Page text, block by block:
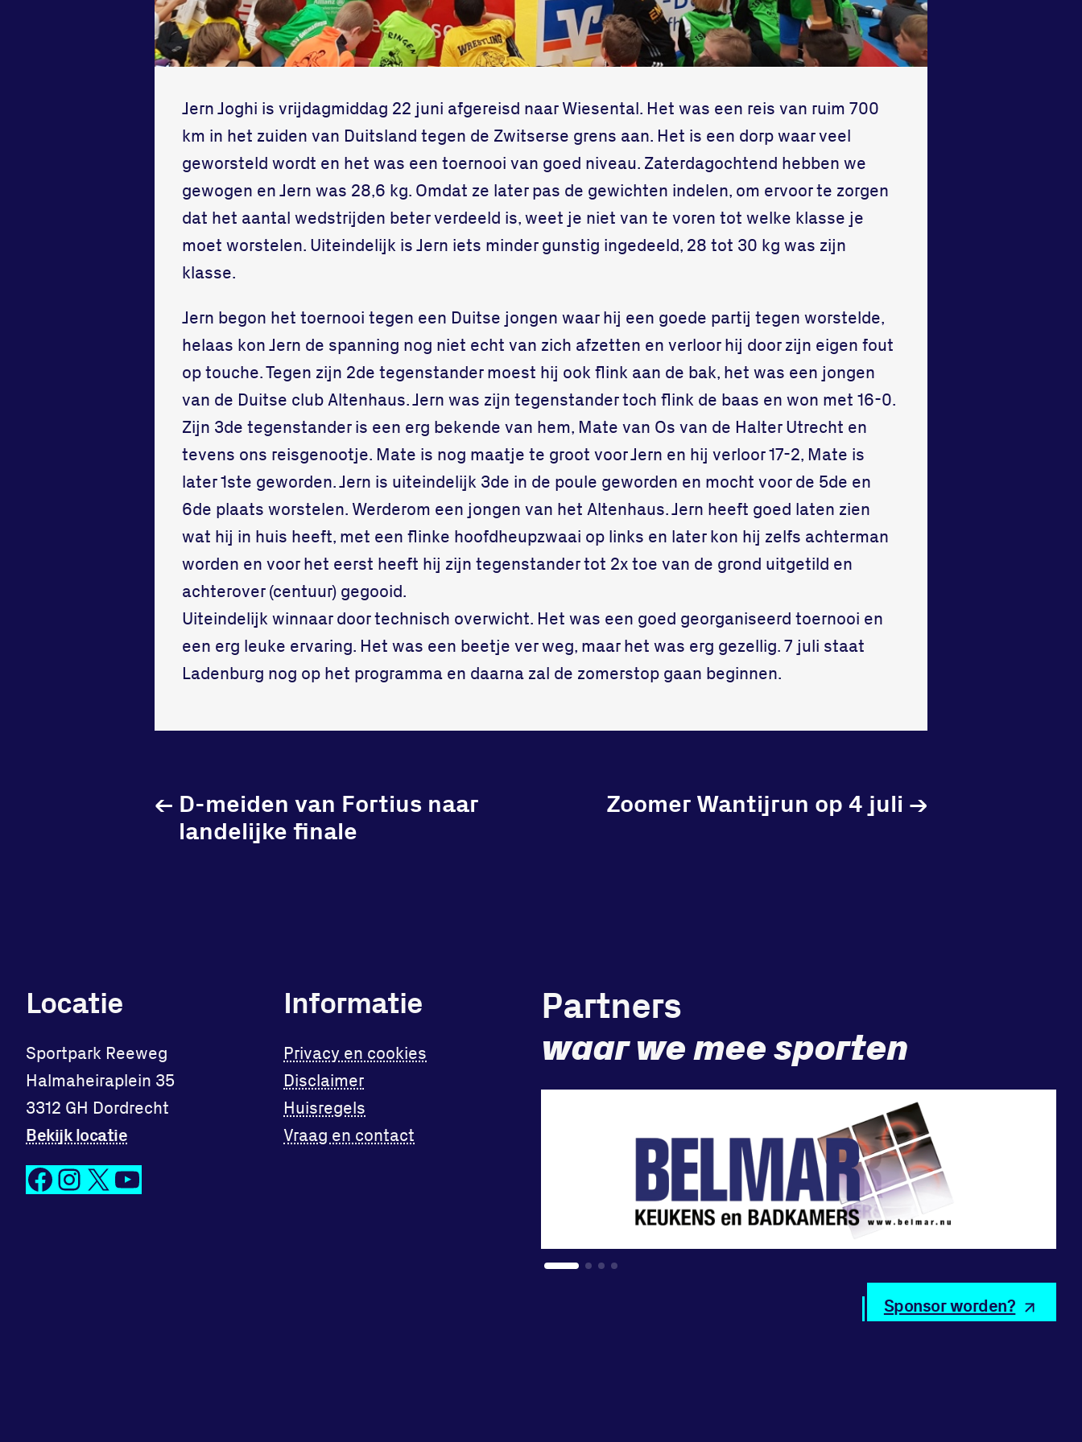
Jern Joghi is vrijdagmiddag 22 juni afgereisd naar Wiesental. Het was een reis van ruim 700
km in het zuiden van Duitsland tegen de Zwitserse grens aan. Het is een dorp waar veel
geworsteld wordt en het was een toernooi van goed niveau. Zaterdagochtend hebben we
gewogen en Jern was 28,6 kg. Omdat ze later pas de gewichten indelen, om ervoor te zorgen
dat het aantal wedstrijden beter verdeeld is, weet je niet van te voren tot welke klasse je
moet worstelen. Uiteindelijk is Jern iets minder gunstig ingedeeld, 28 tot 30 kg was zijn
klasse.
Jern begon het toernooi tegen een Duitse jongen waar hij een goede partij tegen worstelde,
helaas kon Jern de spanning nog niet echt van zich afzetten en verloor hij door zijn eigen fout
op touche. Tegen zijn 2de tegenstander moest hij ook flink aan de bak, het was een jongen
van de Duitse club Altenhaus. Jern was zijn tegenstander toch flink de baas en won met 16-0.
Zijn 3de tegenstander is een erg bekende van hem, Mate van Os van de Halter Utrecht en
tevens ons reisgenootje. Mate is nog maatje te groot voor Jern en hij verloor 17-2, Mate is
later 1ste geworden. Jern is uiteindelijk 3de in de poule geworden en mocht voor de 5de en
6de plaats worstelen. Werderom een jongen van het Altenhaus. Jern heeft goed laten zien
wat hij in huis heeft, met een flinke hoofdheupzwaai op links en later kon hij zelfs achterman
worden en voor het eerst heeft hij zijn tegenstander tot 2x toe van de grond uitgetild en
achterover (centuur) gegooid.
Uiteindelijk winnaar door technisch overwicht. Het was een goed georganiseerd toernooi en
een erg leuke ervaring. Het was een beetje ver weg, maar het was erg gezellig. 7 juli staat
Ladenburg nog op het programma en daarna zal de zomerstop gaan beginnen.
D-meiden van Fortius naar
landelijke finale
← Zoomer Wantijrun op 4 juli →
Locatie
Sportpark Reeweg
Halmaheiraplein 35
3312 GH Dordrecht
Bekijk locatie
Facebook Instagram X YouTube
Informatie
Privacy en cookies
Disclaimer
Huisregels
Vraag en contact
Partners
waar we mee sporten
Sponsor worden?